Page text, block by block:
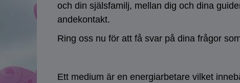
och din själsfamilj, mellan dig och dina
andekontakt.
Ring oss nu för att få svar på dina frågor
Ett medium är en energiarbetare vilket